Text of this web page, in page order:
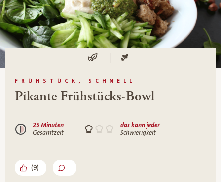
FRÜHSTÜCK, SCHNELL
Pikante Frühstücks-Bowl
25 Minuten
Gesamtzeit
das kann jeder
Schwierigkeit
(9)